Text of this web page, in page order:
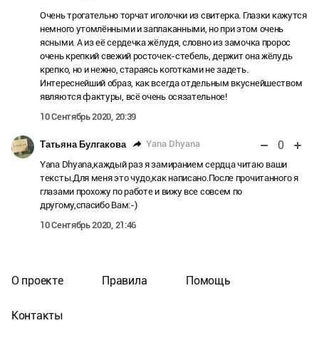
Очень трогательно торчат иголочки из свитерка. Глазки кажутся
немного утомлёнными и заплаканными, но при этом очень
ясными. А из её сердечка жёлудя, словно из замочка пророс
очень крепкий свежий росточек-стебель, держит она жёлудь
крепко, но и нежно, стараясь коготками не задеть.
Интереснейший образ, как всегда отдельным вкуснейшеством
являются фактуры, всё очень осязательное!
10 Сентябрь 2020, 20:39
Татьяна Булгакова Yana Dhyana 0
Yana Dhyana,каждый раз я замиранием сердца читаю ваши
тексты.Для меня это чудо,как написано.После прочитанного я
глазами прохожу по работе и вижу все совсем по
другому,спасибо Вам:-)
10 Сентябрь 2020, 21:46
О проекте Правила Помощь
Контакты